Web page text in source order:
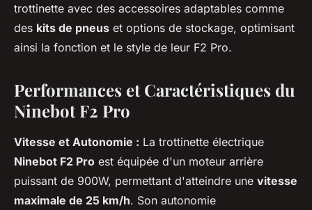
trottinette avec des accessoires adaptables comme
des kits de pneus et options de stockage, optimisant
ainsi la fonction et le style de leur F2 Pro.
Performances et Caractéristiques du
Ninebot F2 Pro
Vitesse et Autonomie : La trottinette électrique
Ninebot F2 Pro est équipée d'un moteur arrière
puissant de 900W, permettant d'atteindre une vitesse
maximale de 25 km/h. Son autonomie